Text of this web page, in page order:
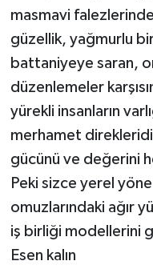
masmavi
güzellik, yağmurlu
battaniyeye saran,
düzenlemeler
yürekli insanların
merhamet
gücünü ve değerini
Peki sizce yerel
omuzlarındaki ağır
iş birliği modellerini
Esen kalın